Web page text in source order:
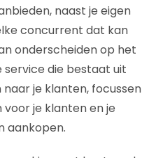
naast je eigen
concurrent dat kan
onderscheiden op het
service die bestaat uit
je klanten, focussen
voor je klanten en je
aankopen.